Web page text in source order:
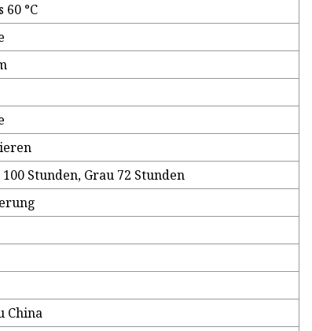
60 °C
Stunden, Grau 72 Stunden
China